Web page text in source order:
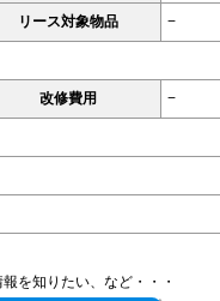
リース対象物品 −
改修費用 −
を知りたい、など・・・